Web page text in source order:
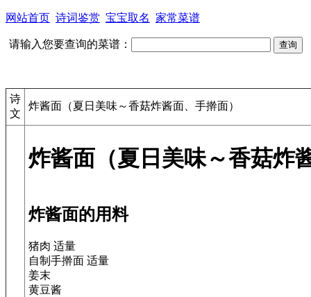
网站首页 诗词鉴赏 宝宝取名 家常菜谱
请输入您要查询的菜谱：
诗
文
炸酱面（夏日美味～香菇炸酱面、手擀面）
炸酱面（夏日美味～香菇炸
炸酱面的用料
猪肉 适量
自制手擀面 适量
姜末
黄豆酱